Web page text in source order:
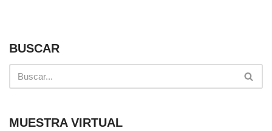
BUSCAR
MUESTRA VIRTUAL